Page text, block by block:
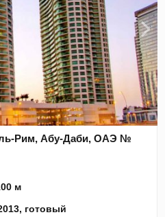
Рим, Абу-Даби, ОАЭ №
м
готовый